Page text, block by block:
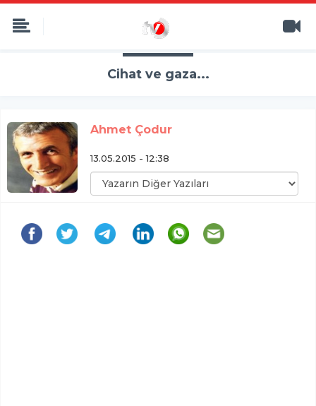
Cihat ve gaza...
Ahmet Çodur
13.05.2015 - 12:38